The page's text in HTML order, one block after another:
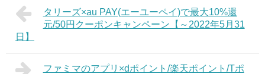
タリーズ×au PAY(エーユーペイ)で最大10%還
元/50円クーポンキャンペーン【～2022年5月31
日】
ファミマのアプリ×dポイント/楽天ポイント/Tポ